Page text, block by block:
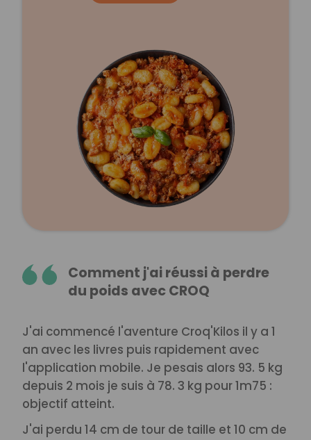
Comment j'ai réussi à perdre
du poids avec CROQ
J'ai commencé l'aventure Croq'Kilos il y a 1
an avec les livres puis rapidement avec
l'application mobile. Je pesais alors 93. 5 kg
depuis 2 mois je suis à 78. 3 kg pour 1m75 :
objectif atteint.
J'ai perdu 14 cm de tour de taille et 10 cm de